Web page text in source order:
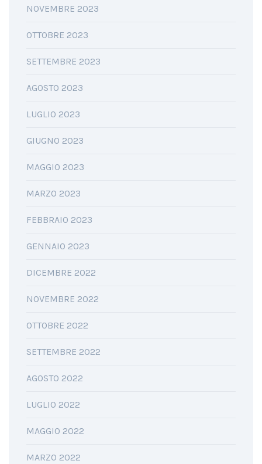
NOVEMBRE 2023
OTTOBRE 2023
SETTEMBRE 2023
AGOSTO 2023
LUGLIO 2023
GIUGNO 2023
MAGGIO 2023
MARZO 2023
FEBBRAIO 2023
GENNAIO 2023
DICEMBRE 2022
NOVEMBRE 2022
OTTOBRE 2022
SETTEMBRE 2022
AGOSTO 2022
LUGLIO 2022
MAGGIO 2022
MARZO 2022